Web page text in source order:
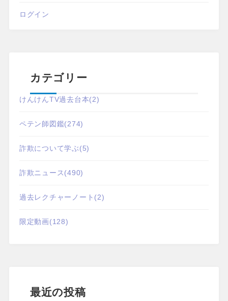
ログイン
カテゴリー
けんけんTV過去台本(2)
ペテン師図鑑(274)
詐欺について学ぶ(5)
詐欺ニュース(490)
過去レクチャーノート (2)
限定動画(128)
最近の投稿